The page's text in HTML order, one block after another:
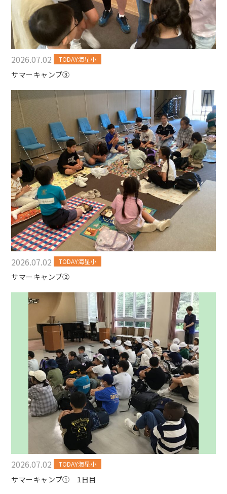
2026.07.02 TODAY海星小
サマーキャンプ③
2026.07.02 TODAY海星小
サマーキャンプ②
2026.07.02 TODAY海星小
サマーキャンプ① 1日目